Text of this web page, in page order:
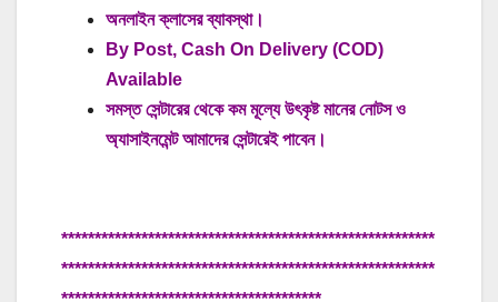
অনলাইন ক্লাসের ব্যাবস্থা।
By Post, Cash On Delivery (COD)
Available
সমস্ত সেন্টারের থেকে কম মূল্যে উৎকৃষ্ট মানের নোটস ও
অ্যাসাইনমেন্ট আমাদের সেন্টারেই পাবেন।
********************************************************
********************************************************